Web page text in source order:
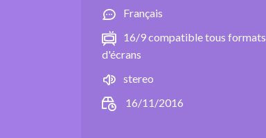
Français
16/9 compatible tous formats
d'écrans
stereo
16/11/2016